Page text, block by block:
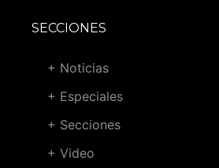
SECCIONES
+ Noticias
+ Especiales
+ Secciones
+ Video